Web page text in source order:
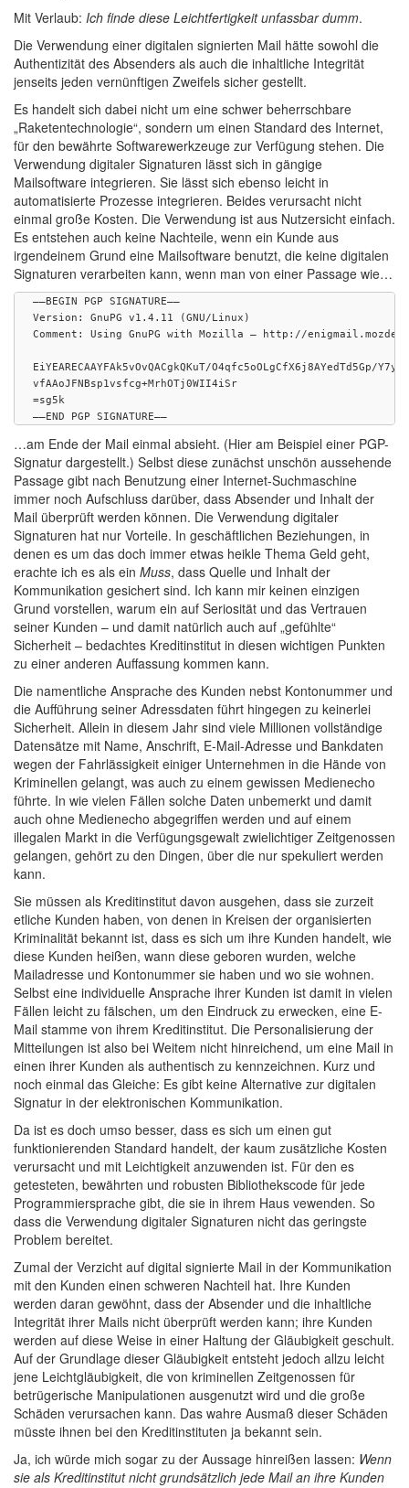
Mit Verlaub: Ich finde diese Leichtfertigkeit unfassbar dumm.
Die Verwendung einer digitalen signierten Mail hätte sowohl die
Authentizität des Absenders als auch die inhaltliche Integrität
jenseits jeden vernünftigen Zweifels sicher gestellt.
Es handelt sich dabei nicht um eine schwer beherrschbare
„Raketentechnologie“, sondern um einen Standard des Internet,
für den bewährte Softwarewerkzeuge zur Verfügung stehen. Die
Verwendung digitaler Signaturen lässt sich in gängige
Mailsoftware integrieren. Sie lässt sich ebenso leicht in
automatisierte Prozesse integrieren. Beides verursacht nicht
einmal große Kosten. Die Verwendung ist aus Nutzersicht einfach.
Es entstehen auch keine Nachteile, wenn ein Kunde aus
irgendeinem Grund eine Mailsoftware benutzt, die keine digitalen
Signaturen verarbeiten kann, wenn man von einer Passage wie…
—–BEGIN PGP SIGNATURE—–
Version: GnuPG v1.4.11 (GNU/Linux)
Comment: Using GnuPG with Mozilla – http://
EiYEARECAAYFAk5vOvQACgkQKuT/O4qfc5oOLgCfX6j8AYedTd5Gp/
vfAAoJFNBsp1vsfcg+MrhOTj0WII4iSr
=sg5k
—–END PGP SIGNATURE—–
…am Ende der Mail einmal absieht. (Hier am Beispiel einer PGP-
Signatur dargestellt.) Selbst diese zunächst unschön aussehende
Passage gibt nach Benutzung einer Internet-Suchmaschine
immer noch Aufschluss darüber, dass Absender und Inhalt der
Mail überprüft werden können. Die Verwendung digitaler
Signaturen hat nur Vorteile. In geschäftlichen Beziehungen, in
denen es um das doch immer etwas heikle Thema Geld geht,
erachte ich es als ein Muss, dass Quelle und Inhalt der
Kommunikation gesichert sind. Ich kann mir keinen einzigen
Grund vorstellen, warum ein auf Seriosität und das Vertrauen
seiner Kunden – und damit natürlich auch auf „gefühlte“
Sicherheit – bedachtes Kreditinstitut in diesen wichtigen Punkten
zu einer anderen Auffassung kommen kann.
Die namentliche Ansprache des Kunden nebst Kontonummer und
die Aufführung seiner Adressdaten führt hingegen zu keinerlei
Sicherheit. Allein in diesem Jahr sind viele Millionen vollständige
Datensätze mit Name, Anschrift, E-Mail-Adresse und Bankdaten
wegen der Fahrlässigkeit einiger Unternehmen in die Hände von
Kriminellen gelangt, was auch zu einem gewissen Medienecho
führte. In wie vielen Fällen solche Daten unbemerkt und damit
auch ohne Medienecho abgegriffen werden und auf einem
illegalen Markt in die Verfügungsgewalt zwielichtiger Zeitgenossen
gelangen, gehört zu den Dingen, über die nur spekuliert werden
kann.
Sie müssen als Kreditinstitut davon ausgehen, dass sie zurzeit
etliche Kunden haben, von denen in Kreisen der organisierten
Kriminalität bekannt ist, dass es sich um ihre Kunden handelt, wie
diese Kunden heißen, wann diese geboren wurden, welche
Mailadresse und Kontonummer sie haben und wo sie wohnen.
Selbst eine individuelle Ansprache ihrer Kunden ist damit in vielen
Fällen leicht zu fälschen, um den Eindruck zu erwecken, eine E-
Mail stamme von ihrem Kreditinstitut. Die Personalisierung der
Mitteilungen ist also bei Weitem nicht hinreichend, um eine Mail in
einen ihrer Kunden als authentisch zu kennzeichnen. Kurz und
noch einmal das Gleiche: Es gibt keine Alternative zur digitalen
Signatur in der elektronischen Kommunikation.
Da ist es doch umso besser, dass es sich um einen gut
funktionierenden Standard handelt, der kaum zusätzliche Kosten
verursacht und mit Leichtigkeit anzuwenden ist. Für den es
getesteten, bewährten und robusten Bibliothekscode für jede
Programmiersprache gibt, die sie in ihrem Haus vewenden. So
dass die Verwendung digitaler Signaturen nicht das geringste
Problem bereitet.
Zumal der Verzicht auf digital signierte Mail in der Kommunikation
mit den Kunden einen schweren Nachteil hat. Ihre Kunden
werden daran gewöhnt, dass der Absender und die inhaltliche
Integrität ihrer Mails nicht überprüft werden kann; ihre Kunden
werden auf diese Weise in einer Haltung der Gläubigkeit geschult.
Auf der Grundlage dieser Gläubigkeit entsteht jedoch allzu leicht
jene Leichtgläubigkeit, die von kriminellen Zeitgenossen für
betrügerische Manipulationen ausgenutzt wird und die große
Schäden verursachen kann. Das wahre Ausmaß dieser Schäden
müsste ihnen bei den Kreditinstituten ja bekannt sein.
Ja, ich würde mich sogar zu der Aussage hinreißen lassen: Wenn
sie als Kreditinstitut nicht grundsätzlich jede Mail an ihre Kunden